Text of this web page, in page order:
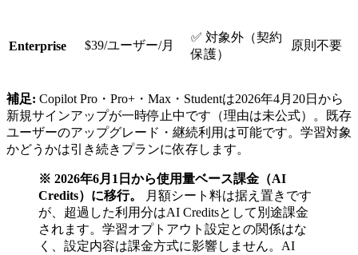
Enterprise $39/ユーザー/月
✅ 対象外（契約
保護）
原則不要
補足: Copilot Pro・Pro+・Max・Studentは2026年4月20日から
新規サインアップが一時停止中です（理由は未公式）。既存
ユーザーのアップグレード・継続利用は可能です。学習対象
かどうかは引き続きプランに依存します。
※ 2026年6月1日から使用量ベース課金（AI
Credits）に移行。
月額シート料は据え置きです
が、超過した利用分はAI Creditsとして別途課金
されます。学習オプトアウト設定との関係はな
く、設定内容は課金方式に影響しません。AI